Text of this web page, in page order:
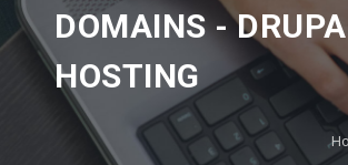
DOMAINS -
HOSTING